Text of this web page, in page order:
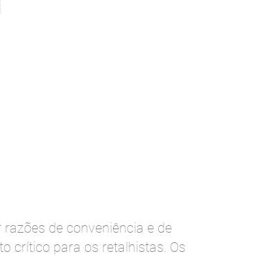
de conveniência e de
crítico para os retalhistas. Os